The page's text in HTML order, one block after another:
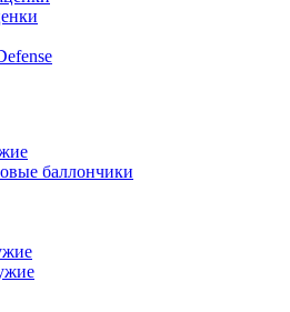
баллончики